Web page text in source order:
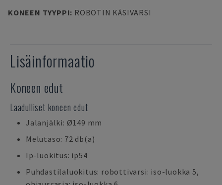
KONEEN TYYPPI: ROBOTIN KÄSIVARSI
Lisäinformaatio
Koneen edut
Laadulliset koneen edut
Jalanjälki: Ø149 mm
Melutaso: 72 db(a)
Ip-luokitus: ip54
Puhdastilaluokitus: robottivarsi: iso-luokka 5,